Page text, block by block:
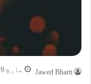
Jawed Bharti مارچ 9, 2020